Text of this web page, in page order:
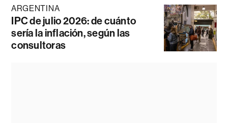
ARGENTINA
IPC de julio 2026: de cuánto
sería la inflación, según las
consultoras